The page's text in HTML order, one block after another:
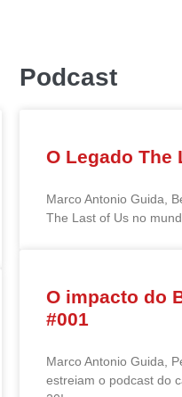
Podcast
O Legado The
Marco Antonio Guida,
The Last of Us no
O impacto do
#001
Marco Antonio Guida,
estreiam o podcast do